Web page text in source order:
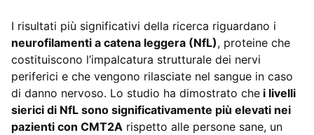
I risultati più significativi della ricerca riguardano i
neurofilamenti a catena leggera (NfL), proteine che
costituiscono l’impalcatura strutturale dei nervi
periferici e che vengono rilasciate nel sangue in caso
di danno nervoso. Lo studio ha dimostrato che i livelli
sierici di NfL sono significativamente più elevati nei
pazienti con CMT2A rispetto alle persone sane, un